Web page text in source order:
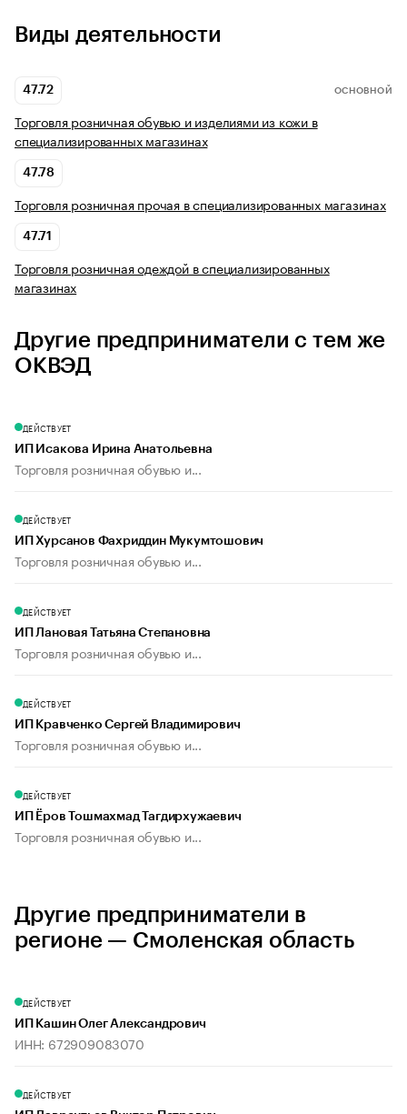
Виды деятельности
47.72 ОСНОВНОЙ
Торговля розничная обувью и изделиями из кожи в
специализированных магазинах
47.78
Торговля розничная прочая в специализированных магазинах
47.71
Торговля розничная одеждой в специализированных
магазинах
Другие предприниматели с тем же
ОКВЭД
ДЕЙСТВУЕТ
ИП Исакова Ирина Анатольевна
Торговля розничная обувью и...
ДЕЙСТВУЕТ
ИП Хурсанов Фахриддин Мукумтошович
Торговля розничная обувью и...
ДЕЙСТВУЕТ
ИП Лановая Татьяна Степановна
Торговля розничная обувью и...
ДЕЙСТВУЕТ
ИП Кравченко Сергей Владимирович
Торговля розничная обувью и...
ДЕЙСТВУЕТ
ИП Ёров Тошмахмад Тагдирхужаевич
Торговля розничная обувью и...
Другие предприниматели в
регионе — Смоленская область
ДЕЙСТВУЕТ
ИП Кашин Олег Александрович
ИНН: 672909083070
ДЕЙСТВУЕТ